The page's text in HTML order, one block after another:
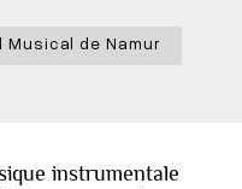
Musical de Namur
instrumentale